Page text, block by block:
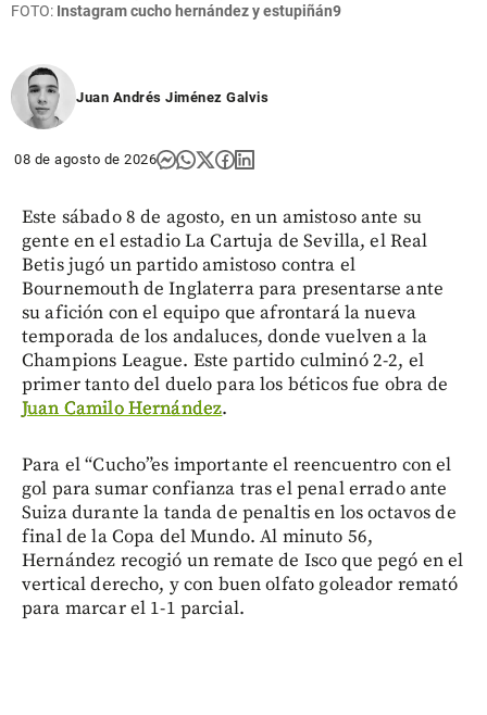
FOTO: Instagram cucho hernández y estupiñán9
Juan Andrés Jiménez Galvis
08 de agosto de 2026
Este sábado 8 de agosto, en un amistoso ante su
gente en el estadio La Cartuja de Sevilla, el Real
Betis jugó un partido amistoso contra el
Bournemouth de Inglaterra para presentarse ante
su afición con el equipo que afrontará la nueva
temporada de los andaluces, donde vuelven a la
Champions League. Este partido culminó 2-2, el
primer tanto del duelo para los béticos fue obra de
Juan Camilo Hernández.
Para el “Cucho”es importante el reencuentro con el
gol para sumar confianza tras el penal errado ante
Suiza durante la tanda de penaltis en los octavos de
final de la Copa del Mundo. Al minuto 56,
Hernández recogió un remate de Isco que pegó en el
vertical derecho, y con buen olfato goleador remató
para marcar el 1-1 parcial.